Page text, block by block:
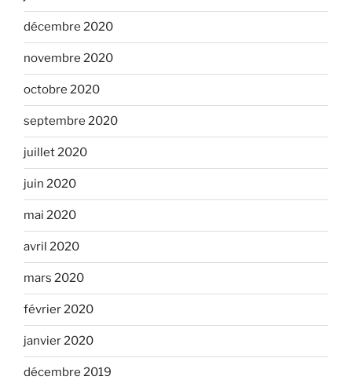
décembre 2020
novembre 2020
octobre 2020
septembre 2020
juillet 2020
juin 2020
mai 2020
avril 2020
mars 2020
février 2020
janvier 2020
décembre 2019